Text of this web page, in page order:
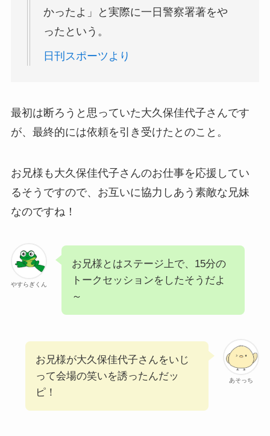
かったよ」と実際に一日警察署著をや
ったという。
日刊スポーツより
最初は断ろうと思っていた大久保佳代子さんです
が、最終的には依頼を引き受けたとのこと。
お兄様も大久保佳代子さんのお仕事を応援してい
るそうですので、お互いに協力しあう素敵な兄妹
なのですね！
やすらぎくん
お兄様とはステージ上で、15分の
トークセッションをしたそうだよ
～
あそっち
お兄様が大久保佳代子さんをいじ
って会場の笑いを誘ったんだッ
ピ！